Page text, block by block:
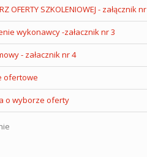
OFERTY SZKOLENIOWEJ - załącznik
wykonawcy -załacznik nr 3
- załacznik nr 4
ofertowe
o wyborze oferty